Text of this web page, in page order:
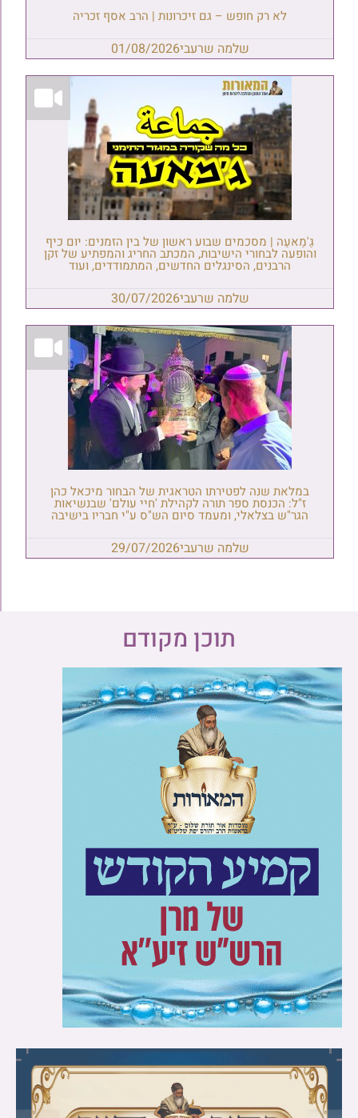
לא רק חופש – גם זיכרונות | הרב אסף זכריה
שלמה שרעבי01/08/2026
גַ'מַאעַה | מסכמים שבוע ראשון של בין הזמנים: יום כיף
והופעה לבחורי הישיבות, המכתב החריג והמפתיע של זקן
הרבנים, הסינגלים החדשים, המתמודדים, ועוד
שלמה שרעבי30/07/2026
במלאת שנה לפטירתו הטראגית של הבחור מיכאל כהן
ז"ל: הכנסת ספר תורה לקהילת 'חיי עולם' שבנשיאות
הגר"ש בצלאלי, ומעמד סיום הש"ס ע"י חבריו בישיבה
שלמה שרעבי29/07/2026
תוכן מקודם